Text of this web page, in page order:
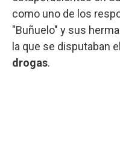
como uno de los
"Buñuelo" y sus
la que se disputaban
drogas.